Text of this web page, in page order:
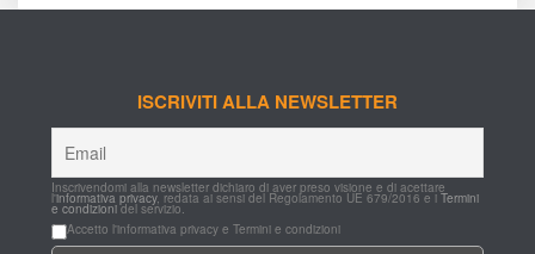
ISCRIVITI ALLA NEWSLETTER
Inscrivendomi alla newsletter dichiaro di aver preso visione e di acettare
l'informativa privacy, redata ai sensi del Regolamento UE 679/2016 e i Termini
e condizioni del servizio.
Accetto l'informativa privacy e Termini e condizioni